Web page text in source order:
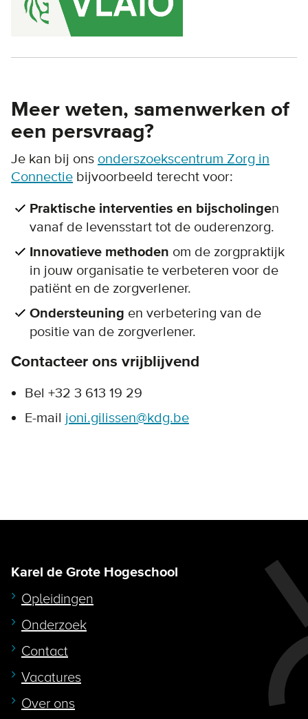
Meer weten, samenwerken of
een persvraag?
Je kan bij ons onderszoekscentrum Zorg in
Connectie bijvoorbeeld terecht voor:
Praktische interventies en bijscholingen
vanaf de levensstart tot de ouderenzorg.
Innovatieve methoden om de zorgpraktijk
in jouw organisatie te verbeteren voor de
patiënt en de zorgverlener.
Ondersteuning en verbetering van de
positie van de zorgverlener.
Contacteer ons vrijblijvend
Bel +32 3 613 19 29
E-mail joni.gilissen@kdg.be
Karel de Grote Hogeschool
Opleidingen
Onderzoek
Contact
Vacatures
Over ons